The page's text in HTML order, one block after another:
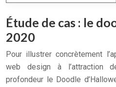
Étude de cas : le
2020
Pour illustrer concrètement
web design à l’attraction
profondeur le Doodle